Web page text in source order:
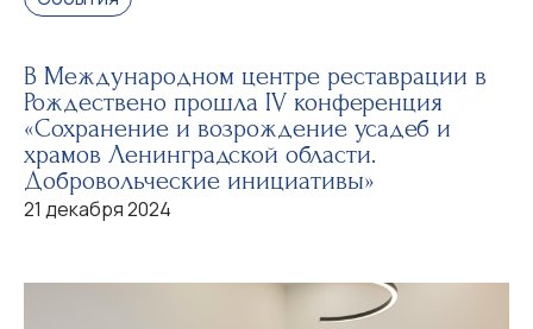
В Международном центре реставрации в
Рождествено прошла IV конференция
«Сохранение и возрождение усадеб и
храмов Ленинградской области.
Добровольческие инициативы»
21 декабря 2024